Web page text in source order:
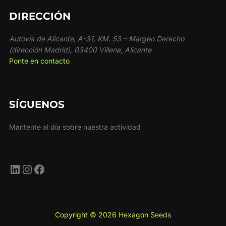
DIRECCIÓN
Autovía de Alicante, A-31, KM. 53 – Margen Derecho
(dirección Madrid), 03400 Villena, Alicante
Ponte en contacto
SÍGUENOS
Mantente al día sobre nuestra actividad
LinkedIn
Instagram
Facebook
Copyright © 2026 Hexagon Seeds